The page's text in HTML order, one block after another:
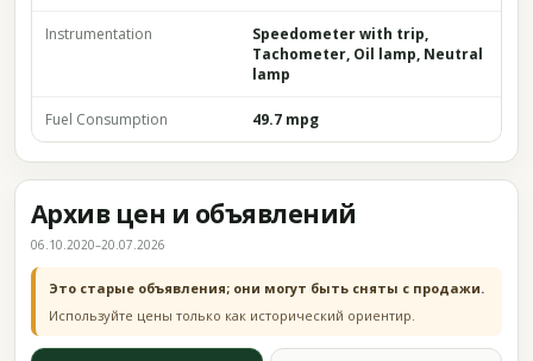
Instrumentation
Speedometer with trip,
Tachometer, Oil lamp, Neutral
lamp
Fuel Consumption 49.7 mpg
Архив цен и объявлений
06.10.2020–20.07.2026
Это старые объявления; они могут быть сняты с продажи.
Используйте цены только как исторический ориентир.